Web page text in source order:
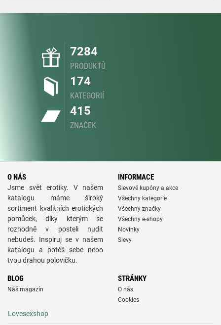
7284
PRODUKTŮ
174
KATEGORIÍ
415
ZNAČEK
O NÁS
Jsme svět erotiky. V našem
katalogu máme široký
sortiment kvalitních erotických
pomůcek, díky kterým se
rozhodně v posteli nudit
nebudeš. Inspiruj se v našem
katalogu a potěš sebe nebo
tvou drahou polovičku.
INFORMACE
Slevové kupóny a akce
Všechny kategorie
Všechny značky
Všechny e-shopy
Novinky
Slevy
BLOG
Náš magazín
STRÁNKY
O nás
Cookies
Lovesexshop